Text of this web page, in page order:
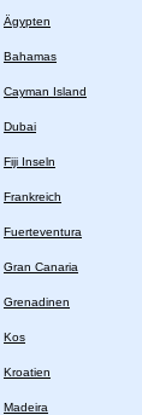
Ägypten
Bahamas
Cayman Island
Dubai
Fiji Inseln
Frankreich
Fuerteventura
Gran Canaria
Grenadinen
Kos
Kroatien
Madeira